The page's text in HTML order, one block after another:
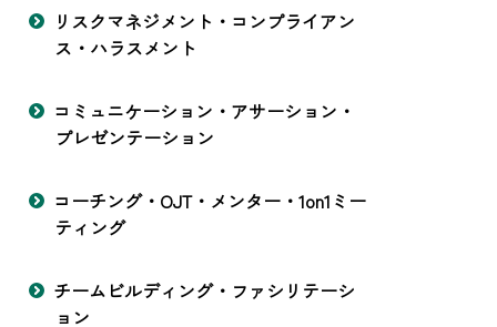
リスクマネジメント・コンプライアン
ス・ハラスメント
コミュニケーション・アサーション・
プレゼンテーション
コーチング・OJT・メンター・1on1ミー
ティング
チームビルディング・ファシリテーシ
ョン